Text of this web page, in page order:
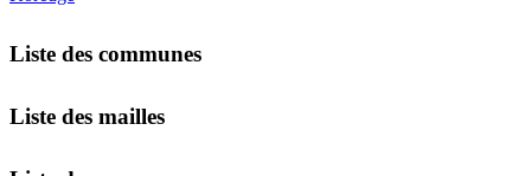
Liste des communes
Liste des mailles